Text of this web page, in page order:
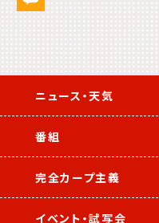
ニュース・天気
番組
完全カープ主義
イベント・試写会